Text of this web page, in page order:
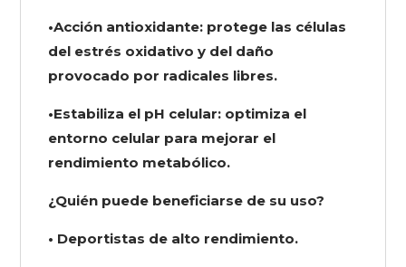
•Acción antioxidante: protege las células
del estrés oxidativo y del daño
provocado por radicales libres.
•Estabiliza el pH celular: optimiza el
entorno celular para mejorar el
rendimiento metabólico.
¿Quién puede beneficiarse de su uso?
• Deportistas de alto rendimiento.